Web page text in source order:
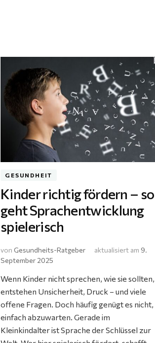
GESUNDHEIT
Kinder richtig fördern – so
geht Sprachentwicklung
spielerisch
von Gesundheits-Ratgeber aktualisiert am 9.
September 2025
Wenn Kinder nicht sprechen, wie sie sollten,
entstehen Unsicherheit, Druck – und viele
offene Fragen. Doch häufig genügt es nicht,
einfach abzuwarten. Gerade im
Kleinkindalter ist Sprache der Schlüssel zur